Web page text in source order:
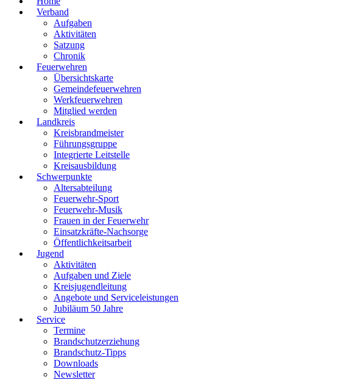
Verband
Aufgaben
Aktivitäten
Satzung
Chronik
Feuerwehren
Übersichtskarte
Gemeindefeuerwehren
Werkfeuerwehren
Mitglied werden
Landkreis
Kreisbrandmeister
Führungsgruppe
Integrierte Leitstelle
Kreisausbildung
Schwerpunkte
Altersabteilung
Feuerwehr-Sport
Feuerwehr-Musik
Frauen in der Feuerwehr
Einsatzkräfte-Nachsorge
Öffentlichkeitsarbeit
Jugend
Aktivitäten
Aufgaben und Ziele
Kreisjugendleitung
Angebote und Serviceleistungen
Jubiläum 50 Jahre
Service
Termine
Brandschutzerziehung
Brandschutz-Tipps
Downloads
Newsletter